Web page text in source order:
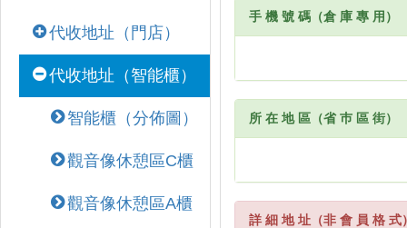
代收地址（門店）
代收地址（智能櫃）
智能櫃（分佈圖）
觀音像休憩區C櫃
觀音像休憩區A櫃
手 機 號 碼（倉 庫 專 用）
所 在 地 區（省 巿 區 街）
詳 細 地 址（非 會 員 格 式